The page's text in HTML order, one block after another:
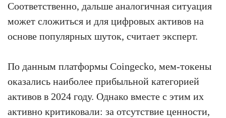
Соответственно, дальше аналогичная ситуация
может сложиться и для цифровых активов на
основе популярных шуток, считает эксперт.
По данным платформы Coingecko, мем-токены
оказались наиболее прибыльной категорией
активов в 2024 году. Однако вместе с этим их
активно критиковали: за отсутствие ценности,